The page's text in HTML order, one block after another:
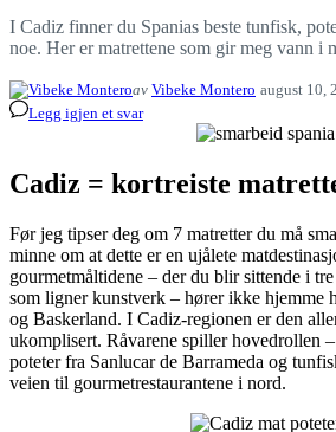
I Cadiz finner du Spanias beste tunfisk,
noe. Her er matrettene som gir meg vann i
av Vibeke Montero august 10,
Legg igjen et svar
Cadiz = kortreiste
Før jeg tipser deg om 7 matretter du må
minne om at dette er en ujålete
gourmetmåltidene – der du blir sittende i
som ligner kunstverk – hører ikke hjemme
og Baskerland. I Cadiz-regionen er den
ukomplisert. Råvarene spiller hovedrollen
poteter fra Sanlucar de Barrameda og
veien til gourmetrestaurantene i nord.